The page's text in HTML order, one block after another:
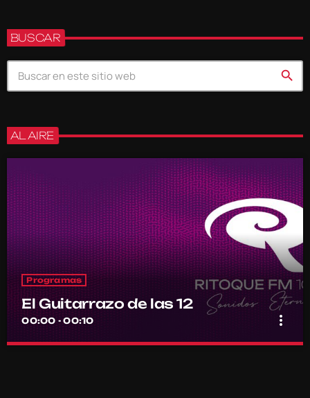
BUSCAR
search
AL AIRE
Programas
El Guitarrazo de las 12
00:00 - 00:10 more_vert